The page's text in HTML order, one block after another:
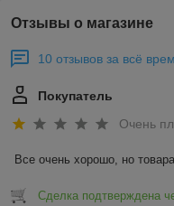
Отзывы о магазине
10 отзывов за всё
Покупатель
Очень
Все очень хорошо, но
Сделка подтверждена